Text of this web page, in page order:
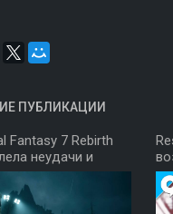
ПУБЛИКАЦИИ
Fantasy 7 Rebirth
неудачи и
фанатов